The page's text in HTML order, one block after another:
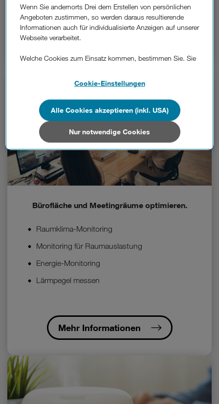
Mehr Informationen
Bürofläche und Meetingräume optimieren.
Raumklima-Monitoring
Monitoring für Raumauslastung
Energie-Monitoring
Lärmpegel messen
Mehr Informationen
Wenn Sie andernorts Drei dem Erstellen von persönlichen
Angeboten zustimmen, so werden daraus resultierende
Informationen auch für individualisierte Anzeigen auf unserer
Webseite verarbeitet.
Welche Cookies zum Einsatz kommen, bestimmen Sie. Sie
Wenn Sie allen Cookies zustimmen, werden auch Cookies
von Drittanbietern verarbeitet, die Ihre Daten in Ländern
außerhalb der europäischen Union (z.B. in den USA)
verarbeiten. Sie unterliegen keinem EU-konformen
Datenschutzniveau und es stehen keine wirksamen
Rechtsbehelfe zur Verfügung.
Cookies von Unternehmen in Drittstaaten, die ein ähnliches
(z.B. Data Privacy Framework), werden wie europäische
Wenn Sie „Nur notwendige Cookies“ wählen, dann sind für
Sie nur jene Cookies im Einsatz, die zur Funktion dieser
Cookie-Einstellungen
Nur notwendige Cookies
Alle Cookies akzeptieren (inkl. USA)